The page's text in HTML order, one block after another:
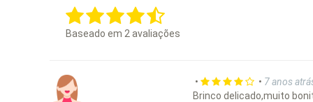
Baseado em 2 avaliações
• • 7 anos
Brinco delicado,muito